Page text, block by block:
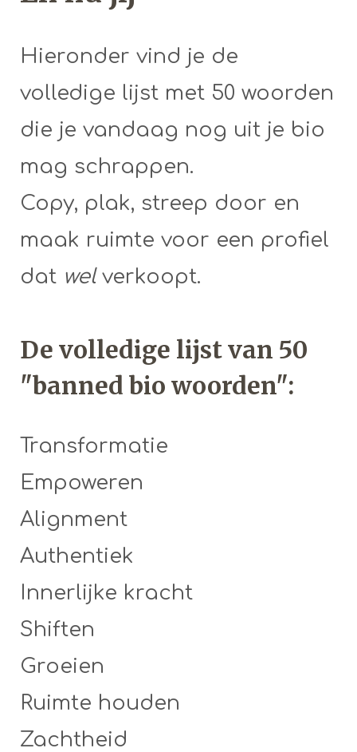
Hieronder vind je de
volledige lijst met 50 woorden
die je vandaag nog uit je bio
mag schrappen.
Copy, plak, streep door en
maak ruimte voor een profiel
dat welverkoopt.
De volledige lijst van 50
"banned bio woorden":
Transformatie
Empoweren
Alignment
Authentiek
Innerlijke kracht
Shiften
Groeien
Ruimte houden
Zachtheid